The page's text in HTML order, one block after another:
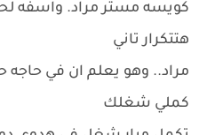
كويسه مستر مراد.
هتتكرار تاني
مراد.. وهو يعلم ان في
كملي شغلك